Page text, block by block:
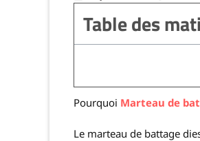
Table des
Pourquoi Marteau de
Le marteau de battage